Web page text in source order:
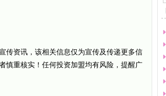
传资讯，该相关信息仅为宣传及传递更多信
慎重核实！任何投资加盟均有风险，提醒广